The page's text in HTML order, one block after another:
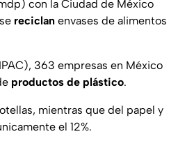
con la Ciudad de México
reciclan envases de alimentos
363 empresas en México
productos de plástico.
mientras que del papel y
el 12%.